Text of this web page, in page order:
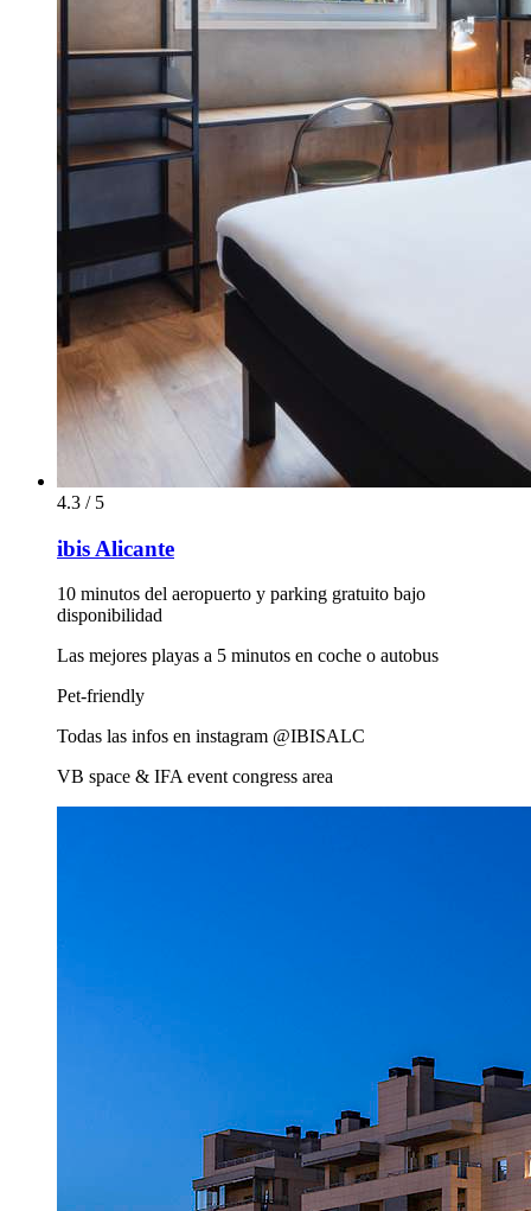
4.3 / 5
ibis Alicante
10 minutos del aeropuerto y parking gratuito bajo
disponibilidad
Las mejores playas a 5 minutos en coche o autobus
Pet-friendly
Todas las infos en instagram @IBISALC
VB space & IFA event congress area